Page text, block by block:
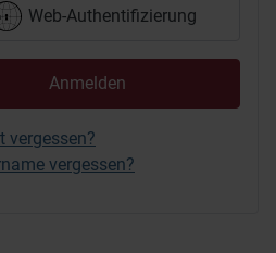
Web-Authentifizierung
Anmelden
vergessen?
vergessen?